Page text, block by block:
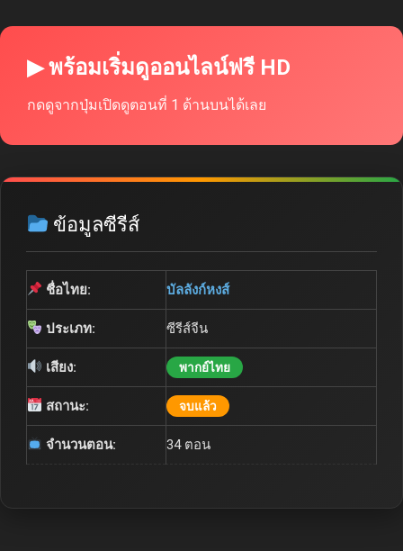
▶ พร้อมเริ่มดูออนไลน์ฟรี HD
กดดูจากปุ่มเปิดดูตอนที่ 1 ด้านบนได้เลย
ข้อมูลซีรีส์
ชื่อไทย: บัลลังก์หงส์
ประเภท: ซีรีส์จีน
เสียง: พากย์ไทย
สถานะ: จบแล้ว
จำนวนตอน: 34 ตอน